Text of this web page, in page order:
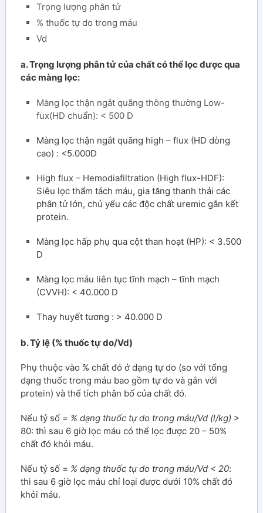
Trọng lượng phân tử
% thuốc tự do trong máu
Vd
a. Trọng lượng phân tử của chất có thể lọc được qua
các màng lọc:
Màng lọc thận ngắt quãng thông thường Low-
fux(HD chuẩn): < 500 D
Màng lọc thận ngắt quãng high – flux (HD dòng
cao) : <5.000D
High flux – Hemodiafiltration (High flux-HDF):
Siêu lọc thẩm tách máu, gia tăng thanh thải các
phân tử lớn, chủ yếu các độc chất uremic gắn kết
protein.
Màng lọc hấp phụ qua cột than hoạt (HP): < 3.500
D
Màng lọc máu liên tục tĩnh mạch – tĩnh mạch
(CVVH): < 40.000 D
Thay huyết tương : > 40.000 D
b. Tỷ lệ (% thuốc tự do/Vd)
Phụ thuộc vào % chất đó ở dạng tự do (so với tổng
dạng thuốc trong máu bao gồm tự do và gắn với
protein) và thể tích phân bố của chất đó.
Nếu tỷ số = % dạng thuốc tự do trong máu/Vd (l/kg) >
80: thì sau 6 giờ lọc máu có thể lọc được 20 – 50%
chất đó khỏi máu.
Nếu tỷ số = % dạng thuốc tự dotrong máu/Vd < 20:
thì sau 6 giờ lọc máu chỉ loại được dưới 10% chất đó
khỏi máu.